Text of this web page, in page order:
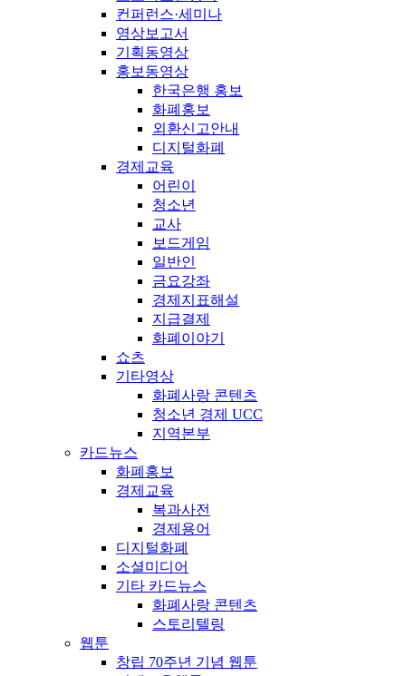
컨퍼런스·세미나
영상보고서
기획동영상
홍보동영상
한국은행 홍보
화폐홍보
외환신고안내
디지털화폐
경제교육
어린이
청소년
교사
보드게임
일반인
금요강좌
경제지표해설
지급결제
화폐이야기
쇼츠
기타영상
화폐사랑 콘텐츠
청소년 경제 UCC
지역본부
카드뉴스
화폐홍보
경제교육
복과사전
경제용어
디지털화폐
소셜미디어
기타 카드뉴스
화폐사랑 콘텐츠
스토리텔링
웹툰
창립 70주년 기념 웹툰